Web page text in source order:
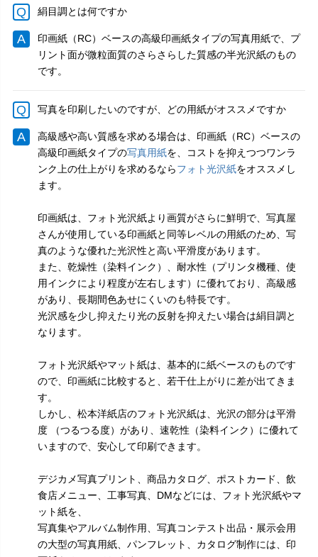
絹目調とは何ですか
印画紙（RC）ベースの高級印画紙タイプの写真用紙で、プ
リント面が微粒面質のさらさらした質感の半光沢紙のもの
です。
写真を印刷したいのですが、どの用紙がオススメですか
高級感や高い質感を求める場合は、印画紙（RC）ベースの
高級印画紙タイプの写真用紙を、コストを抑えつつワンラ
ンク上の仕上がりを求めるならフォト光沢紙をオススメし
ます。
印画紙は、フォト光沢紙より画質がさらに鮮明で、写真屋
さんが使用している印画紙と同等レベルの用紙のため、写
真のような優れた光沢性と高い平滑度があります。
また、乾燥性（染料インク）、耐水性（プリンタ機種、使
用インクにより程度が左右します）に優れており、高級感
があり、長期間色あせにくいのも特長です。
光沢感を少し抑えたり光の反射を抑えたい場合は絹目調と
なります。
フォト光沢紙やマット紙は、基本的に紙ベースのものです
ので、印画紙に比較すると、若干仕上がりに差が出てきま
す。
しかし、松本洋紙店のフォト光沢紙は、光沢の部分は平滑
度 （つるつる度）があり、速乾性（染料インク）に優れて
いますので、安心して印刷できます。
デジカメ写真プリント、商品カタログ、ポストカード、飲
食店メニュー、工事写真、DMなどには、フォト光沢紙やマ
ット紙を、
写真集やアルバム制作用、写真コンテスト出品・展示会用
の大型の写真用紙、パンフレット、カタログ制作には、印